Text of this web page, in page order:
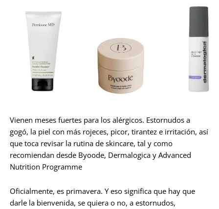
Vienen meses fuertes para los alérgicos. Estornudos a
gogó, la piel con más rojeces, picor, tirantez e irritación, así
que toca revisar la rutina de skincare, tal y como
recomiendan desde Byoode, Dermalogica y Advanced
Nutrition Programme
Oficialmente, es primavera. Y eso significa que hay que
darle la bienvenida, se quiera o no, a estornudos,